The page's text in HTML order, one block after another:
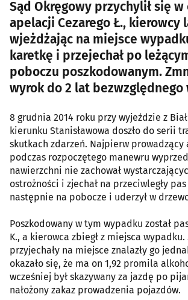
Sąd Okręgowy przychylił się w
apelacji Cezarego Ł., kierowcy
wjeżdżając na miejsce
karetkę i przejechał po
poboczu poszkodowanym.
wyrok do 2 lat bezwzględnego
8 grudnia 2014 roku przy wyjeździe z
kierunku Stanisławowa doszło do serii
skutkach zdarzeń. Najpierw prowadzący
podczas rozpoczętego manewru
nawierzchni nie zachował
ostrożności i zjechał na przeciwległy
następnie na pobocze i uderzył w
Poszkodowany w tym wypadku został
K., a kierowca zbiegł z miejsca wypadku.
przyjechały na miejsce znalazły go
okazało się, że ma on 1,92 promila
wcześniej był skazywany za jazdę po
nałożony zakaz prowadzenia pojazdów.